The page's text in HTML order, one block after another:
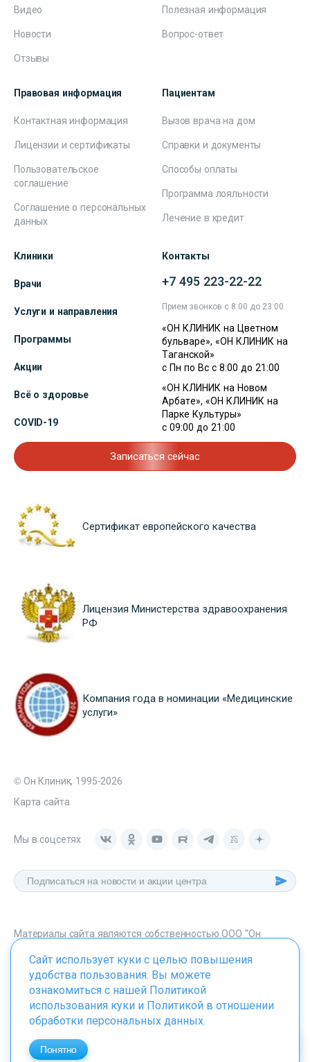
Видео
Новости
Отзывы
Полезная информация
Вопрос-ответ
Правовая информация
Контактная информация
Лицензии и сертификаты
Пользовательское
соглашение
Соглашение о персональных
данных
Пациентам
Вызов врача на дом
Справки и документы
Способы оплаты
Программа лояльности
Лечение в кредит
Клиники
Врачи
Услуги и направления
Программы
Акции
Всё о здоровье
COVID-19
Контакты
+7 495 223-22-22
Прием звонков с 8:00 до 23:00
«ОН КЛИНИК на Цветном
бульваре», «ОН КЛИНИК на
Таганской»
с Пн по Вс с 8:00 до 21:00
«ОН КЛИНИК на Новом
Арбате», «ОН КЛИНИК на
Парке Культуры»
с 09:00 до 21:00
Записаться сейчас
Сертификат европейского качества
Лицензия Министерства здравоохранения
РФ
Компания года в номинации «Медицинские
услуги»
© Он Клиник, 1995-2026
Карта сайта
Мы в соцсетях
Материалы сайта являются собственностью ООО "Он
onclinic.ru запрещено в соответствии со статьей 1259 ГК. РФ.
ИМЕЮТСЯ ПРОТИВОПОКАЗАНИЯ. НЕОБХОДИМО
ПРОКОНСУЛЬТИРОВАТЬСЯ СО СПЕЦИАЛИСТОМ
Сайт использует куки с целью повышения
удобства пользования. Вы можете
ознакомиться с нашей Политикой
использования куки и Политикой в отношении
обработки персональных данных.
Понятно